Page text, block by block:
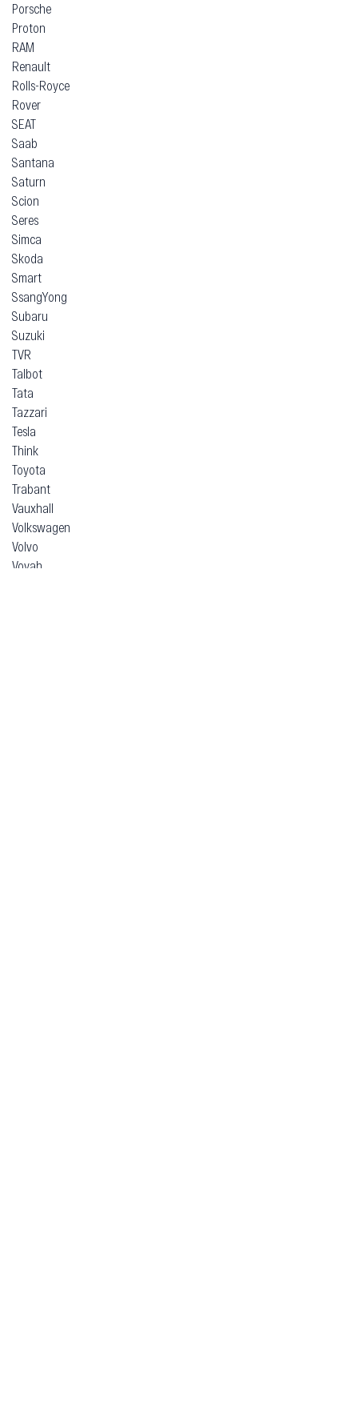
Porsche
Proton
RAM
Renault
Rolls-Royce
Rover
SEAT
Saab
Santana
Saturn
Scion
Seres
Simca
Skoda
Smart
SsangYong
Subaru
Suzuki
TVR
Talbot
Tata
Tazzari
Tesla
Think
Toyota
Trabant
Vauxhall
Volkswagen
Volvo
Voyah